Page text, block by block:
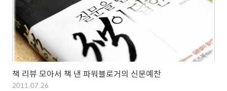
책 리뷰 모아서 책 낸 파워블로거의 신문예찬
2011.07.26